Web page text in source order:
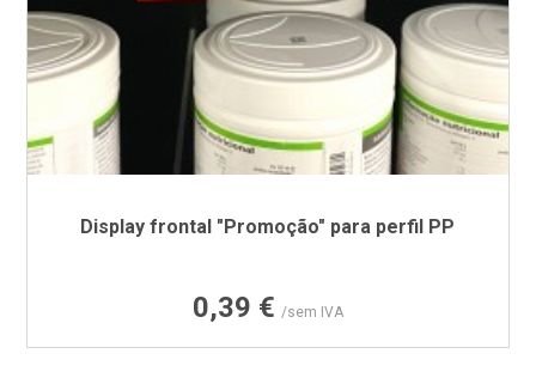
Display frontal "Promoção" para perfil PP
Preço
0,39 € /sem IVA